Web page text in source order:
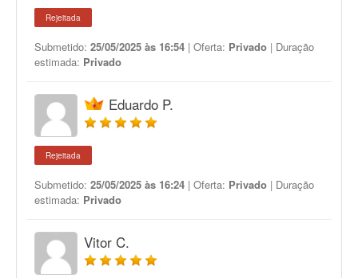
Rejeitada
Submetido: 25/05/2025 às 16:54 | Oferta: Privado | Duração
estimada: Privado
Eduardo P.
Rejeitada
Submetido: 25/05/2025 às 16:24 | Oferta: Privado | Duração
estimada: Privado
Vitor C.